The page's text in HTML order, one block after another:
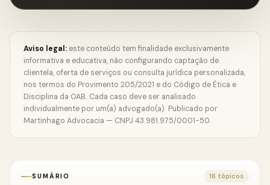
Aviso legal: este conteúdo tem finalidade exclusivamente
informativa e educativa, não configurando captação de
clientela, oferta de serviços ou consulta jurídica personalizada,
nos termos do Provimento 205/2021 e do Código de Ética e
Disciplina da OAB. Cada caso deve ser analisado
individualmente por um(a) advogado(a). Publicado por
Martinhago Advocacia — CNPJ 43.981.975/0001-50.
SUMÁRIO 16 tópicos